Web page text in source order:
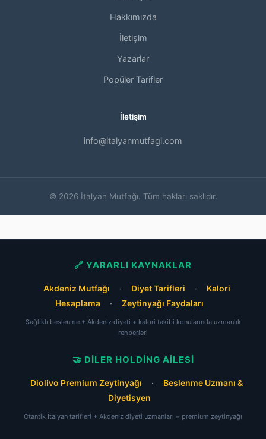
Hakkımızda
İletişim
Yazarlar
Popüler Tarifler
İletişim
info@italyanmutfagi.com
© 2026 İtalyan Mutfağı. Tüm hakları saklıdır.
🔗 YARARLI KAYNAKLAR
Akdeniz Mutfağı · Diyet Tarifleri ·
Kalori
Hesaplama
· Zeytinyağı Faydaları
Sağlıklı beslenme + Akdeniz diyeti + kalori takibi konularında uzmanlık
rehberleri
🤝 DILER HOLDING AILESI
Diolivo Premium Zeytinyağı ·
Beslenme Uzmanı &
Diyetisyen
Otantik İtalyan tarifleri + Akdeniz diyeti uzmanları + premium zeytinyağı